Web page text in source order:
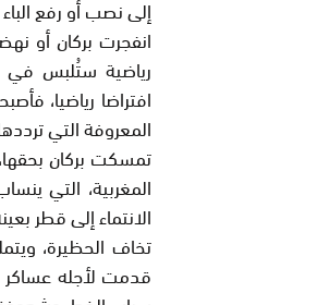
إلى نصب أو رفع
انفجرت بركان أو
رياضية ستُلبس في
افتراضا رياضيا،
المعروفة التي
تمسكت بركان
المغربية، التي
الانتماء إلى قطر
تخاف الحظيرة،
قدمت لأجله